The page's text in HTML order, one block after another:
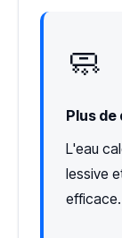
🧼
Plus
L'eau
lessive
efficace.